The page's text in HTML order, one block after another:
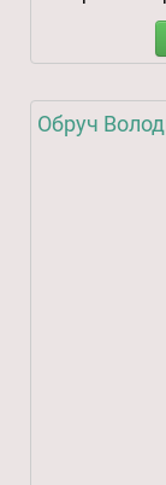
Обруч